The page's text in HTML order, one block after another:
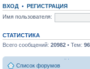
ВХОД • РЕГИСТРАЦИЯ
Имя пользователя:
СТАТИСТИКА
Всего сообщений: 20982 • Тем:
Список форумов